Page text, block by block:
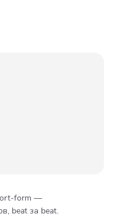
form —
beat за beat.